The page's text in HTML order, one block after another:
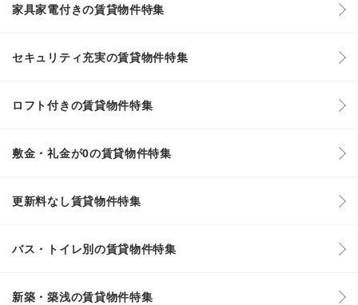
家具家電付きの賃貸物件特集
セキュリティ充実の賃貸物件特集
ロフト付きの賃貸物件特集
敷金・礼金が0の賃貸物件特集
更新料なし賃貸物件特集
バス・トイレ別の賃貸物件特集
新築・築浅の賃貸物件特集